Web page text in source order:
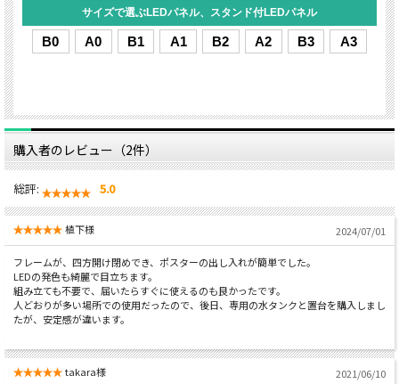
購入者のレビュー（2件）
総評: 5.0
植下様 2024/07/01
フレームが、四方開け閉めでき、ポスターの出し入れが簡単でした。
LEDの発色も綺麗で目立ちます。
組み立ても不要で、届いたらすぐに使えるのも良かったです。
人どおりが多い場所での使用だったので、後日、専用の水タンクと置台を購入しまし
たが、安定感が違います。
takara様 2021/06/10